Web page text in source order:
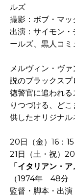
ルズ
撮影：ボブ・マッ
出演：サイモン
ールズ、黒人コミ
メルヴィン・ヴ
説のブラックス
徳警官に追われ
りつづける、ど
供したオリジナル
20日（金）16：
21日（土・祝）
「イタリアン・ア
（1974年 48分
監督・脚本・出